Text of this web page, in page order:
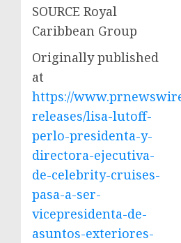
SOURCE Royal
Caribbean Group
Originally published
at
https://
releases/lisa-lutoff-
perlo-presidenta-y-
directora-ejecutiva-
de-celebrity-cruises-
pasa-a-ser-
vicepresidenta-de-
asuntos-exteriores-